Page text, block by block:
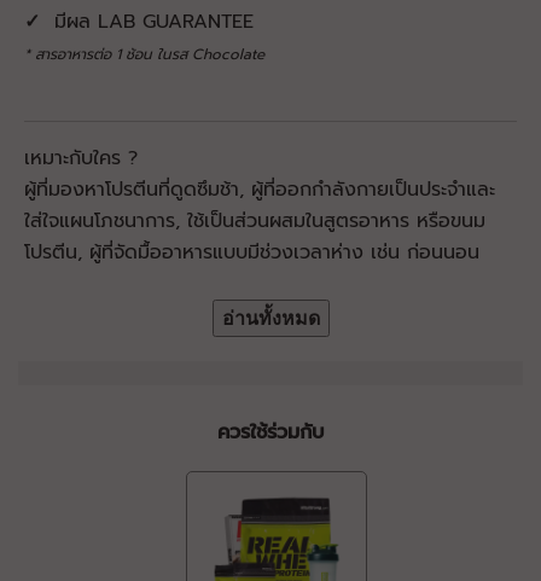
✓ มีผล LAB GUARANTEE
* สารอาหารต่อ 1 ช้อน ในรส Chocolate
เหมาะกับใคร ?
ผู้ที่มองหาโปรตีนที่ดูดซึมช้า, ผู้ที่ออกกำลังกายเป็นประจำและ
ใส่ใจแผนโภชนาการ, ใช้เป็นส่วนผสมในสูตรอาหาร หรือขนม
โปรตีน, ผู้ที่จัดมื้ออาหารแบบมีช่วงเวลาห่าง เช่น ก่อนนอน
อ่านทั้งหมด
ควรใช้ร่วมกับ